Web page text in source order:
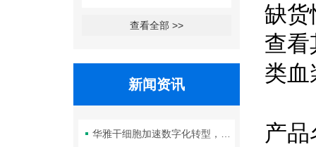
查看全部 >>
新闻资讯
缺货
查看
类血
产品